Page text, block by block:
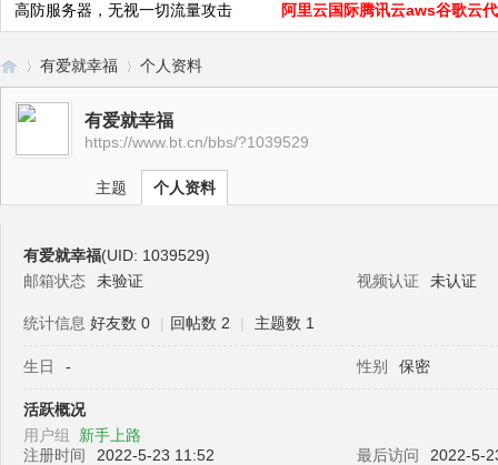
高防服务器，无视一切流量攻击
阿里云国际腾讯云aws谷歌云
宝›
有爱就幸福 个人资料
有爱就幸福
https://www.bt.cn/bbs/?1039529
主题 个人资料
有爱就幸福(UID: 1039529)
邮箱状态
未验证 视频认证 未认证
统计信息 好友数 0 | 回帖数 2 | 主题数 1
生日 - 性别 保密
活跃概况
用户组 新手上路
注册时间
2022-5-23 11:52 最后访问
2022-5-